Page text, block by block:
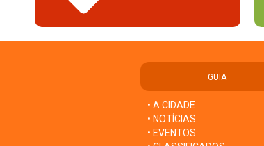
GUIA
• A CIDADE
• NOTÍCIAS
• EVENTOS